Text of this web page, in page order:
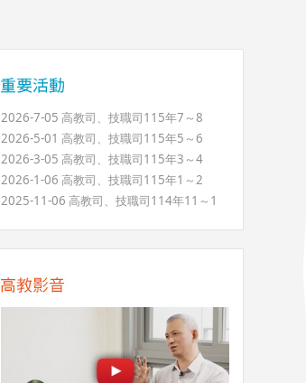
2026-7-05 高教司、技職司115年7～8
2026-5-01 高教司、技職司115年5～6
2026-3-05 高教司、技職司115年3～4
2026-1-06 高教司、技職司115年1～2
2025-11-06 高教司、技職司114年11～1